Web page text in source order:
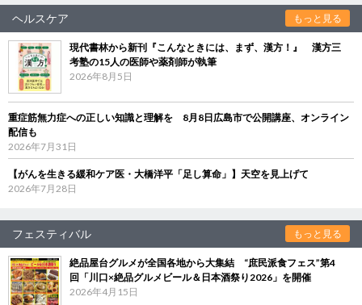
ヘルスケア もっと見る
現代書林から新刊『こんなときには、まず、漢方！』 漢方三
考塾の15人の医師や薬剤師が執筆
2026年8月5日
重症筋無力症への正しい知識と理解を 8月8日広島市で公開講座、オンライン
配信も
2026年7月31日
【がんを生きる緩和ケア医・大橋洋平「足し算命」】天空を見上げて
2026年7月28日
フェスティバル もっと見る
絶品屋台グルメが全国各地から大集結 “庶民派食フェス”第4
回「川口×絶品グルメビール＆日本酒祭り2026」を開催
2026年4月15日